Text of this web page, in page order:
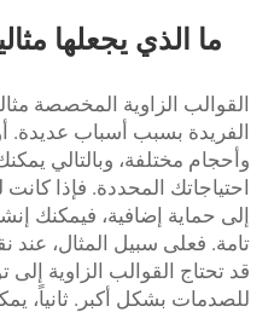
ما الذي يجعلها
القوالب الزاوية المخصصة
الفريدة بسبب أسباب عديدة.
وأحجام مختلفة، وبالتالي
احتياجاتك المحددة. فإذا
إلى حماية إضافية، فيمكنك
تامة. فعلى سبيل المثال، عند
قد تحتاج القوالب الزاوية
للصدمات بشكل أكبر. ثانياً،